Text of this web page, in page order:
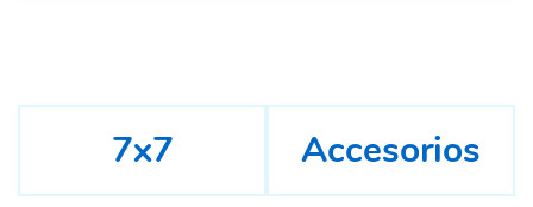
7x7 Accesorios